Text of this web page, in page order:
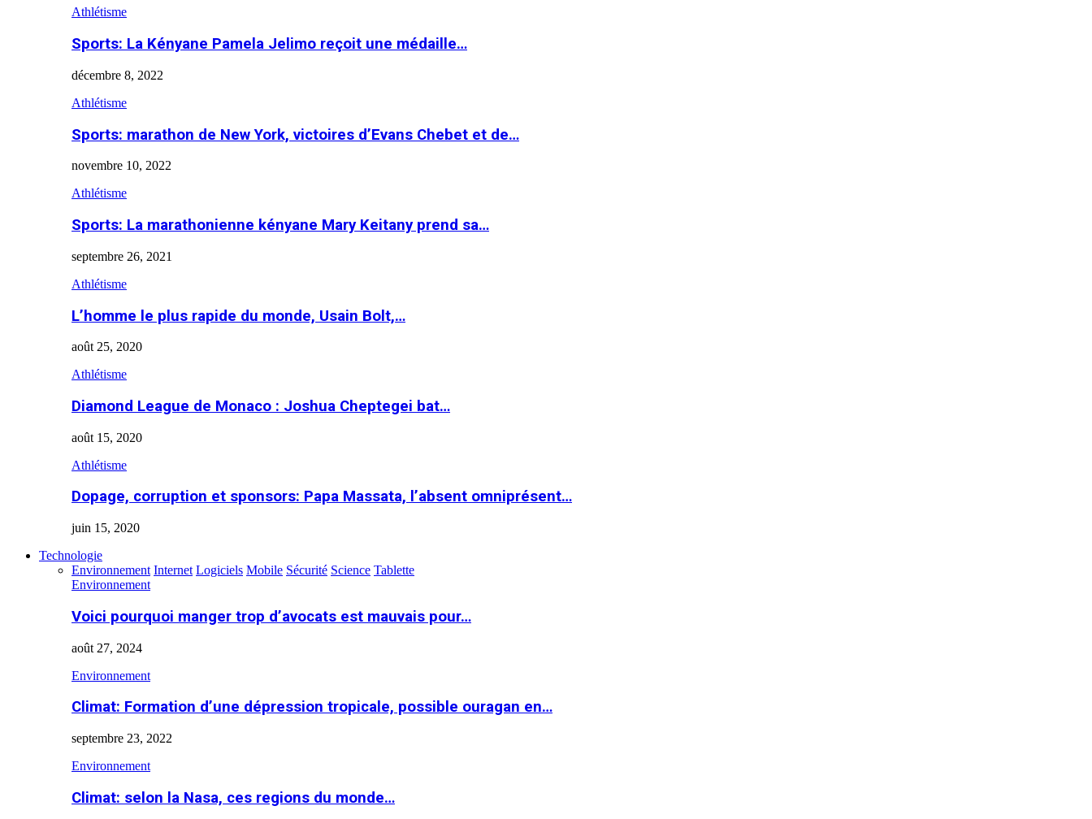
Athlétisme
Sports: La Kényane Pamela Jelimo reçoit une médaille…
décembre 8, 2022
Athlétisme
Sports: marathon de New York, victoires d’Evans Chebet et de…
novembre 10, 2022
Athlétisme
Sports: La marathonienne kényane Mary Keitany prend sa…
septembre 26, 2021
Athlétisme
L’homme le plus rapide du monde, Usain Bolt,…
août 25, 2020
Athlétisme
Diamond League de Monaco : Joshua Cheptegei bat…
août 15, 2020
Athlétisme
Dopage, corruption et sponsors: Papa Massata, l’absent omniprésent…
juin 15, 2020
Technologie
Environnement Internet Logiciels Mobile Sécurité Science Tablette
Environnement
Voici pourquoi manger trop d’avocats est mauvais pour…
août 27, 2024
Environnement
Climat: Formation d’une dépression tropicale, possible ouragan en…
septembre 23, 2022
Environnement
Climat: selon la Nasa, ces regions du monde…